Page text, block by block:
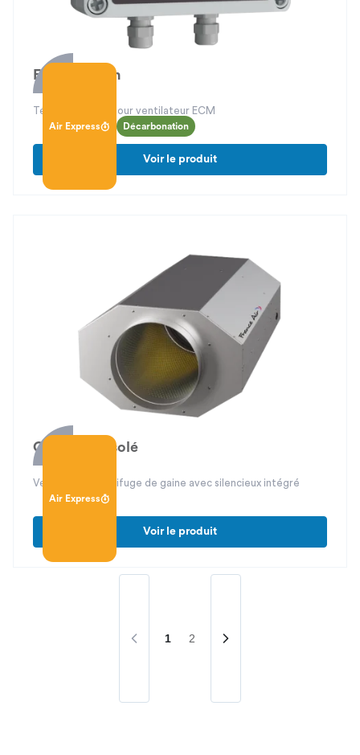
Air Express Décarbonation
Evolys Touch
Télécommande pour ventilateur ECM
Voir le produit
Air Express
Canal Fast isolé
Ventilateur centrifuge de gaine avec silencieux intégré
Voir le produit
1 2